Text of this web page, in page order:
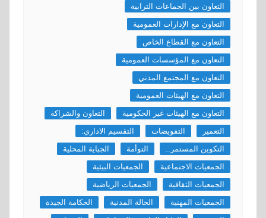
التعاون بين الجماعات الترابية
التعاون مع الإدارات العمومية
التعاون مع القطاع الخاص
التعاون مع المؤسسات العمومية
التعاون مع المجتمع المدني
التعاون مع الهيئات العمومية
التعاون مع الهيئات غير الحكومية
التعاون والشراكة
التعمير
التفويضات
التقسيم الاداري:
التكوين المستمر..
التوأمة
الجباية المحلية
الجمعيات الاجتماعية
الجمعيات البيئية
الجمعيات الثقافية
الجمعيات الرياضية
الجمعيات المهنية
الحالة المدنية
الحكامة الجيدة